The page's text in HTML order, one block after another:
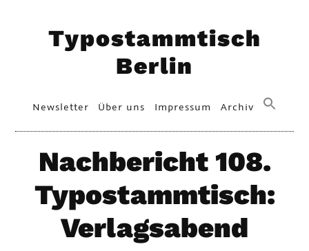
Typostammtisch
Berlin
Primary
Menu
Newsletter Über uns Impressum Archiv
Nachbericht 108.
Typostammtisch:
Verlagsabend